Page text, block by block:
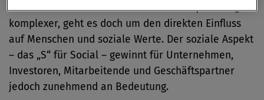
zumeist leichter in Zahlen messbar sind, ist das „S“
komplexer, geht es doch um den direkten Einfluss
auf Menschen und soziale Werte. Der soziale Aspekt
– das „S“ für Social – gewinnt für Unternehmen,
Investoren, Mitarbeitende und Geschäftspartner
jedoch zunehmend an Bedeutung.